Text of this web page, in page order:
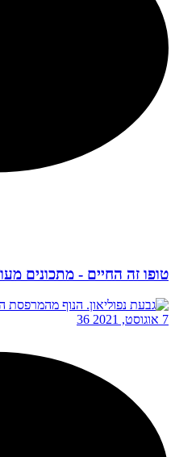
טופו זה החיים - מתכונים
7 אוגוסט, 2021 36